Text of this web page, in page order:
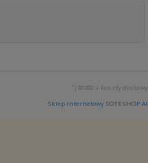
*) brutto + koszty dostawy
Sklep internetowy SOTESHOP AI